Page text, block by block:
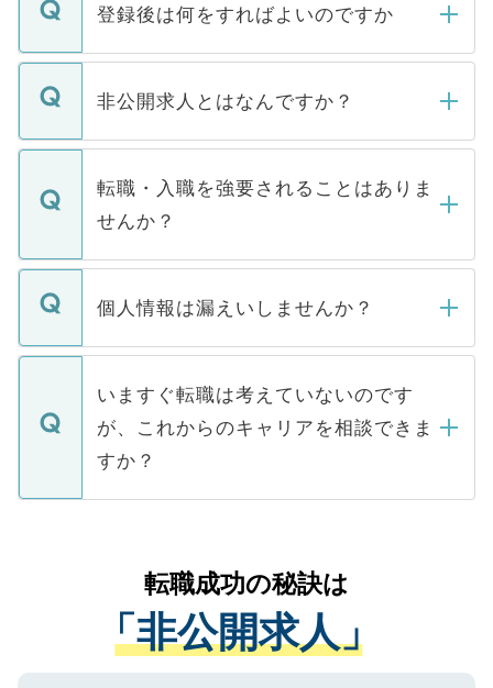
登録後は何をすればよいのですか
ご登録いただきましたら、弊社担当者がご
登録内容を確認し、その後メールもしくは
ます。通常、5営業日以内にはご連絡をせて
いただきますので、しばらくお待ちくださ
非公開求人とはなんですか？
マイナビDOCTORで取り扱っている求人の
うち約3割は、Webサイトからご覧いただ
けない「非公開求人」です。非公開求人は
下記の理由によって、一般には公開してい
ません。
■応募殺到を避けるため 人気のある医療機
関を公にしてしまうと、応募が殺到する場
に、医療機関が求める条件に合った人材の
みを人材紹介会社に依頼するケースが増え
ています。
転職・入職を強要されることはありま
せんか？
転職・入職を強要することは一切ありませ
ん。また、仮に応募先から内定をいただい
定を承諾する必要はありません。内定先へ
の辞退の連絡はキャリアパートナーが行い
個人情報は漏えいしませんか？
個人情報が漏えいすることはありませんの
で、ご安心ください。当サイトからの登録
などで収集したご登録者様の個人情報は、
ご本人のキャリアアップおよび転職活動の
支援を目的に使用いたします。お預かりし
ているすべての個人データはご本人の許可
は、個人情報の取り扱いについての厳密な
管理基準を満たした事業者のみに付与され
る、プライバシーマークを取得済みです。
いますぐ転職は考えていないのです
が、これからのキャリアを相談できま
すか？
かがいして、現在の医療機関の状況や紹介
経験をまじえながら、適切なアドバイスを
させていただきます。すぐにご転職をされ
ない方には、長期的なサポートが可能です
ので、まずはご登録ください。
転職成功の秘訣は
「非公開求人」